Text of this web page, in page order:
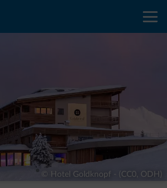
© Hotel Goldknopf - (CC0, ODH)